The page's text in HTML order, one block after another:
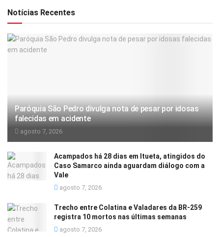
Notícias Recentes
Paróquia São Pedro divulga nota de pesar por idosas
falecidas em acidente
agosto 7, 2026
Acampados há 28 dias em Itueta, atingidos do
Caso Samarco ainda aguardam diálogo com a
Vale
agosto 7, 2026
Trecho entre Colatina e Valadares da BR-259
registra 10 mortos nas últimas semanas
agosto 7, 2026